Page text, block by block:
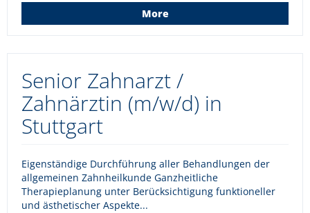
More
Senior Zahnarzt /
Zahnärztin (m/w/d) in
Stuttgart
Eigenständige Durchführung aller Behandlungen der
allgemeinen Zahnheilkunde Ganzheitliche
Therapieplanung unter Berücksichtigung funktioneller
und ästhetischer Aspekte...